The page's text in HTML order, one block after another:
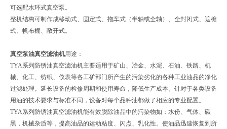
可选配水环式真空泵。
整机结构可制作成移动式、固定式、拖车式（半轴或全轴）、全封闭式、遮檐
式、帆布棚、敞开式。
真空泵油真空滤油机用途：
TYA系列防锈油真空滤油机主要适用于矿山、冶金、水泥、石油、铁路、机
械、化工、纺织、仪表等各工矿部门所产生的污染劣化的各种工业油品的净化
过滤处理。延长设备的检修周期和使用寿命，降低生产成本。针对于各类设备
用油的技术要求与标准不同，设备对每个品种油都做了相应的专业配置。
TYA系列防锈油真空滤油机能有效脱除油品中的污染物如：水份、气体、碳
黑，机械杂质等，提高油品的运动粘度、闪点、乳化性。使油品迅速恢复到所